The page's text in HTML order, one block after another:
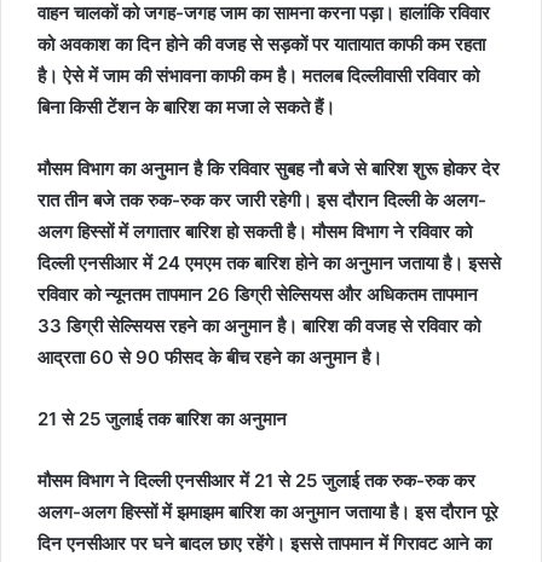
वाहन चालकों को जगह-जगह जाम का सामना करना पड़ा। हालांकि रविवार
को अवकाश का दिन होने की वजह से सड़कों पर यातायात काफी कम रहता
है। ऐसे में जाम की संभावना काफी कम है। मतलब दिल्लीवासी रविवार को
बिना किसी टेंशन के बारिश का मजा ले सकते हैं।
मौसम विभाग का अनुमान है कि रविवार सुबह नौ बजे से बारिश शुरू होकर देर
रात तीन बजे तक रुक-रुक कर जारी रहेगी। इस दौरान दिल्ली के अलग-
अलग हिस्सों में लगातार बारिश हो सकती है। मौसम विभाग ने रविवार को
दिल्ली एनसीआर में 24 एमएम तक बारिश होने का अनुमान जताया है। इससे
रविवार को न्यूनतम तापमान 26 डिग्री सेल्सियस और अधिकतम तापमान
33 डिग्री सेल्सियस रहने का अनुमान है। बारिश की वजह से रविवार को
आद्रता 60 से 90 फीसद के बीच रहने का अनुमान है।
21 से 25 जुलाई तक बारिश का अनुमान
मौसम विभाग ने दिल्ली एनसीआर में 21 से 25 जुलाई तक रुक-रुक कर
अलग-अलग हिस्सों में झमाझम बारिश का अनुमान जताया है। इस दौरान पूरे
दिन एनसीआर पर घने बादल छाए रहेंगे। इससे तापमान में गिरावट आने का